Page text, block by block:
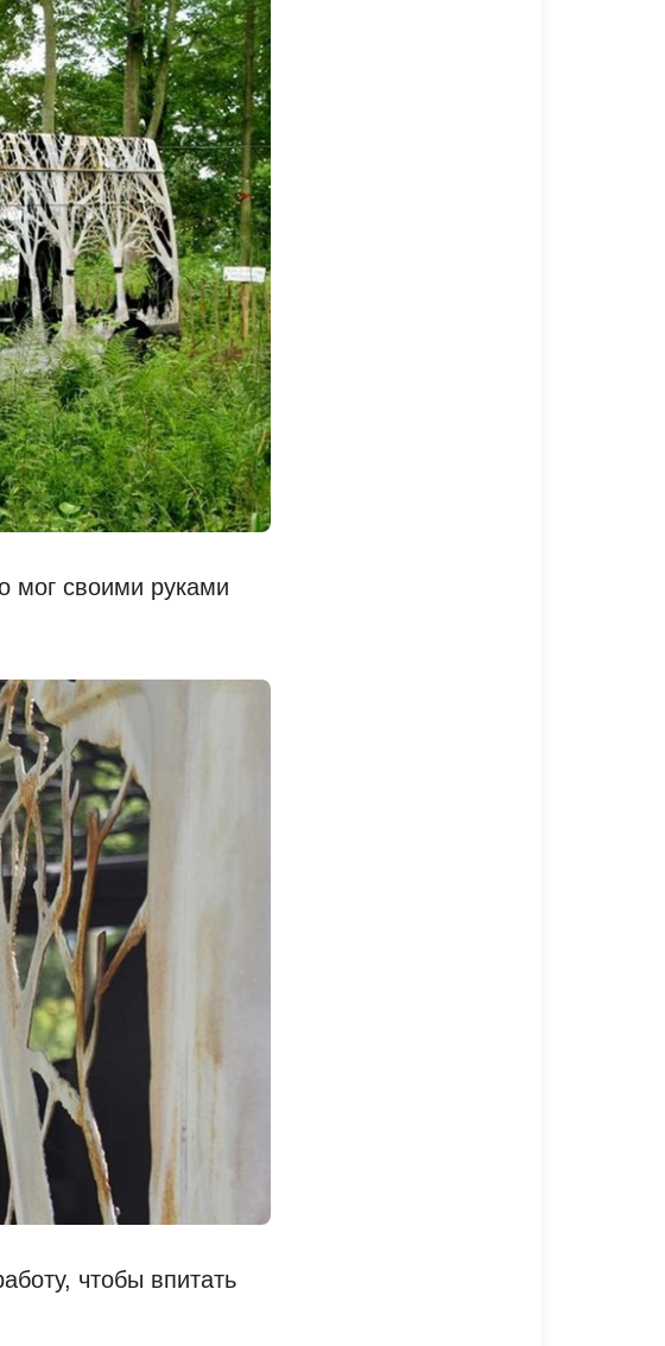
мог своими руками
чтобы впитать